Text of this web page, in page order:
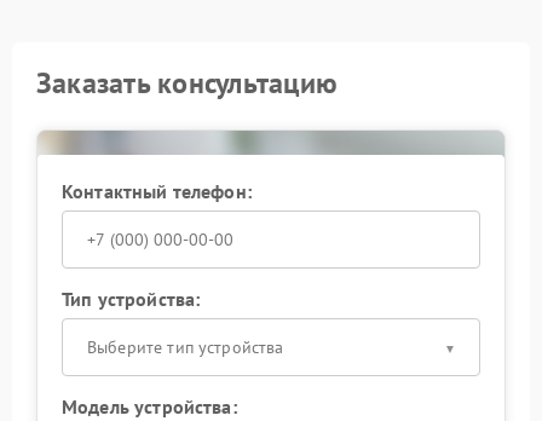
Заказать консультацию
Контактный телефон:
Тип устройства:
Выберите тип устройства
Модель устройства: